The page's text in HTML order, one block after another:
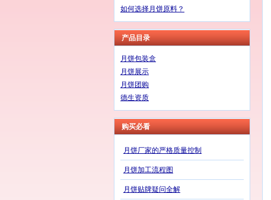
如何选择月饼原料？
产品目录
月饼包装盒
月饼展示
月饼团购
德生资质
购买必看
月饼厂家的严格质量控制
月饼加工流程图
月饼贴牌疑问全解